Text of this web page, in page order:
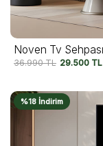
Noven Tv Sehpası
36.990TL 29.500 TL
%18 İndirim